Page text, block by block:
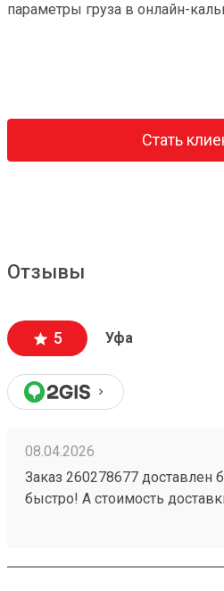
параметры груза в онлайн-
Стать
Отзывы
5 Уфа
08.04.2026
Заказ 260278677 доставлен
быстро! А стоимость